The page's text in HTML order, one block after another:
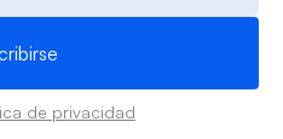
de privacidad